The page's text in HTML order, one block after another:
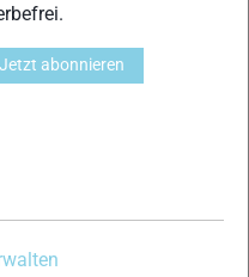
Jetzt abonnieren